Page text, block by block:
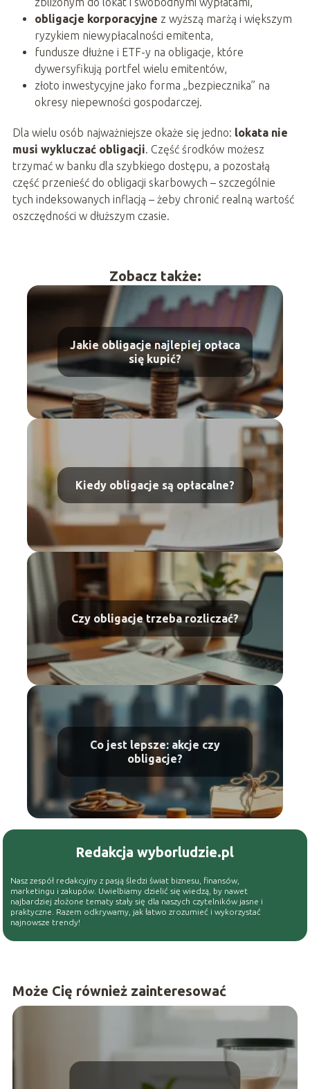
obligacje korporacyjne z wyższą marżą i większym
ryzykiem niewypłacalności emitenta,
fundusze dłużne i ETF-y na obligacje, które
dywersyfikują portfel wielu emitentów,
złoto inwestycyjne jako forma „bezpiecznika” na
okresy niepewności gospodarczej.
Dla wielu osób najważniejsze okaże się jedno: lokata nie
musi wykluczać obligacji. Część środków możesz
trzymać w banku dla szybkiego dostępu, a pozostałą
część przenieść do obligacji skarbowych – szczególnie
tych indeksowanych inflacją – żeby chronić realną wartość
oszczędności w dłuższym czasie.
Zobacz także:
Jakie obligacje najlepiej opłaca
się kupić?
Kiedy obligacje są opłacalne?
Czy obligacje trzeba rozliczać?
Co jest lepsze: akcje czy
obligacje?
Redakcja wyborludzie.pl
Nasz zespół redakcyjny z pasją śledzi świat biznesu, finansów,
marketingu i zakupów. Uwielbiamy dzielić się wiedzą, by nawet
najbardziej złożone tematy stały się dla naszych czytelników jasne i
praktyczne. Razem odkrywamy, jak łatwo zrozumieć i wykorzystać
najnowsze trendy!
Może Cię również zainteresować